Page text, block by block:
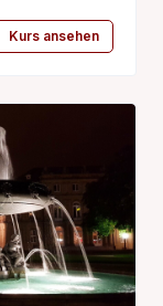
und
Das
Die
2 Tage E-
Kurs ansehen